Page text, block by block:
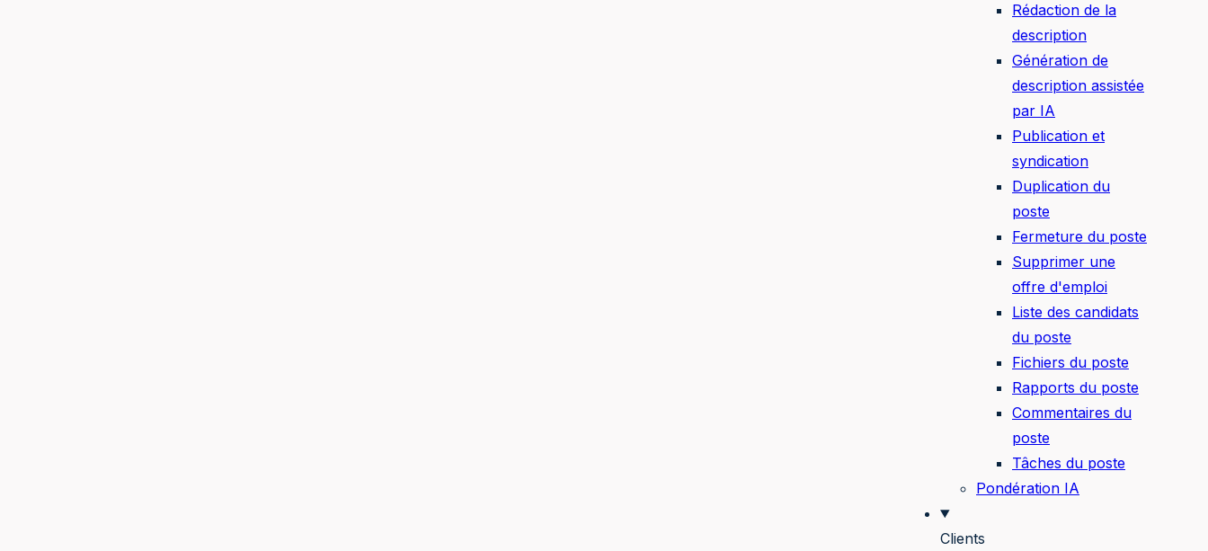
Rédaction de la
description
Génération de
description assistée
par IA
Publication et
syndication
Duplication du
poste
Fermeture du poste
Supprimer une
offre d'emploi
Liste des candidats
du poste
Fichiers du poste
Rapports du poste
Commentaires du
poste
Tâches du poste
Pondération IA
Clients